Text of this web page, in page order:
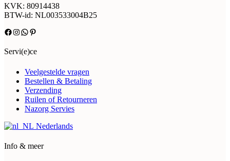
KVK: 80914438
BTW-id: NL003533004B25
Facebook
Instagram
WhatsApp
Pinterest
Servi(e)ce
Veelgestelde vragen
Bestellen & Betaling
Verzending
Ruilen of Retourneren
Nazorg Servies
Nederlands
Info & meer